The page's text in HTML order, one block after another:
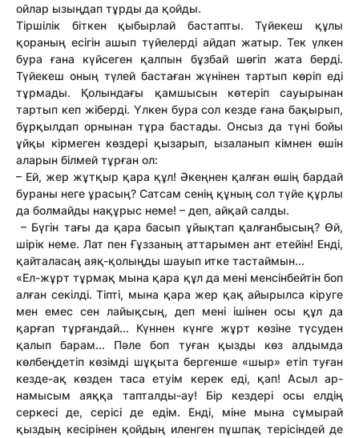
ойлар ызыңдап тұрды да қойды.
Тіршілік біткен қыбырлай бастапты. Түйекеш құлы
қораның есігін ашып түйелерді айдап жатыр. Тек үлкен
бура ғана күйсеген қалпын бұзбай шөгіп жата берді.
Түйекеш оның түлей бастаған жүнінен тартып көріп еді
тұрмады. Қолындағы қамшысын көтеріп сауырынан
тартып кеп жіберді. Үлкен бура сол кезде ғана бақырып,
бұрқылдап орнынан тұра бастады. Онсыз да түні бойы
ұйқы кірмеген көздері қызарып, ызаланып кімнен өшін
аларын білмей тұрған ол:
– Ей, жер жұтқыр қара құл! Әкеңнен қалған өшің бардай
бураны неге ұрасың? Сатсам сенің құның сол түйе құрлы
да болмайды нақұрыс неме! – деп, айқай салды.
– Бүгін тағы да қара басып ұйықтап қалғанбысың? Өй,
шірік неме. Лат пен Ғұззаның аттарымен ант етейін! Енді,
қайталасаң аяқ-қолыңды шауып итке тастаймын...
«Ел-жұрт тұрмақ мына қара құл да мені менсінбейтін боп
алған секілді. Тіпті, мына қара жер қақ айырылса кіруге
мен емес сен лайықсың, деп мені ішінен осы құл да
қарғап тұрғандай... Күннен күнге жұрт көзіне түсуден
қалып барам... Пәле боп туған қызды көз алдымда
көлбеңдетіп көзімді шұқыта бергенше «шыр» етіп туған
кезде-ақ көзден таса етуім керек еді, қап! Асыл ар-
намысым аяққа тапталды-ау! Бір кездері осы елдің
серкесі де, серісі де едім. Енді, міне мына сұмырай
қыздың кесірінен қойдың иленген пұшпақ терісіндей де